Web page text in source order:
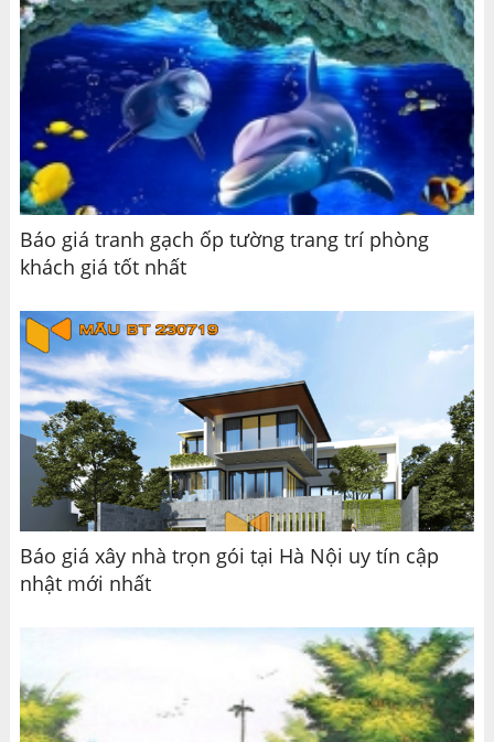
Báo giá tranh gạch ốp tường trang trí phòng
khách giá tốt nhất
Báo giá xây nhà trọn gói tại Hà Nội uy tín cập
nhật mới nhất